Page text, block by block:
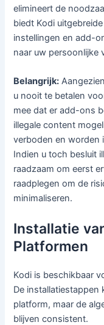
elimineert de
biedt Kodi
instellingen en add-
naar uw persoonlijke
Belangrijk:
u nooit te betalen
mee dat er add-ons
illegale content
verboden en worden
Indien u toch besluit
raadzaam om eerst
raadplegen om de
minimaliseren.
Installatie
Platformen
Kodi is beschikbaar
De installatiestappen
platform, maar de
blijven consistent.